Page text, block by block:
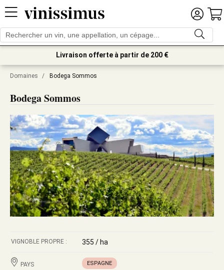
Livraison offerte à partir de 200 €
Domaines / Bodega Sommos
Bodega Sommos
VIGNOBLE PROPRE : 355 / ha
PAYS ESPAGNE